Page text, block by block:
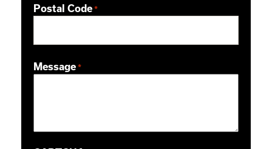
Postal Code *
Message *